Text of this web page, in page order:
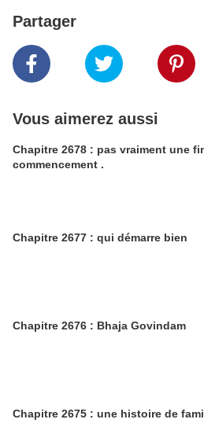
Partager
Vous aimerez aussi
Chapitre 2678 : pas vraiment une
commencement .
Chapitre 2677 : qui démarre bien
Chapitre 2676 : Bhaja Govindam
Chapitre 2675 : une histoire de